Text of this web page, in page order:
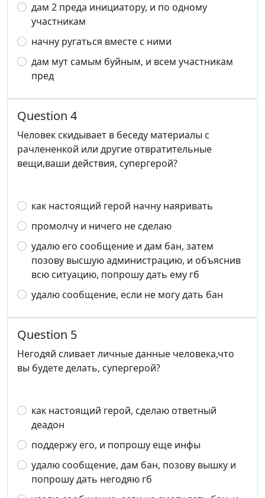
дам 2 преда инициатору, и по одному
участникам
начну ругаться вместе с ними
дам мут самым буйным, и всем участникам
пред
Question 4
Человек скидывает в беседу материалы с
рачлененкой или другие отвратительные
вещи,ваши действия, супергерой?
как настоящий герой начну наяривать
промолчу и ничего не сделаю
удалю его сообщение и дам бан, затем
позову высшую администрацию, и объяснив
всю ситуацию, попрошу дать ему гб
удалю сообщение, если не могу дать бан
Question 5
Негодяй сливает личные данные человека,что
вы будете делать, супергерой?
как настоящий герой, сделаю ответный
деадон
поддержу его, и попрошу еще инфы
удалю сообщение, дам бан, позову вышку и
попрошу дать негодяю гб